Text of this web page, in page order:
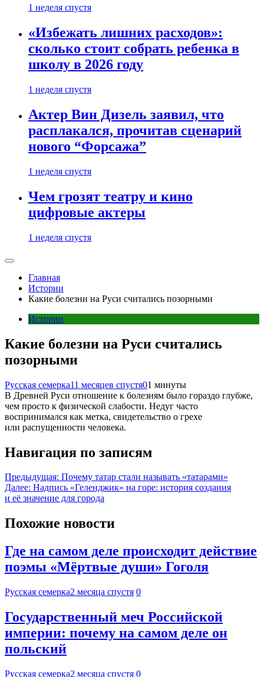
1 неделя спустя
«Избежать лишних расходов»:
сколько стоит собрать ребенка в
школу в 2026 году
1 неделя спустя
Актер Вин Дизель заявил, что
расплакался, прочитав сценарий
нового “Форсажа”
1 неделя спустя
Чем грозят театру и кино
цифровые актеры
1 неделя спустя
Главная
Истории
Какие болезни на Руси считались позорными
Истории
Какие болезни на Руси считались
позорными
Русская семерка11 месяцев спустя01 минуты
В Древней Руси отношение к болезням было гораздо глубже,
чем просто к физической слабости. Недуг часто
воспринимался как метка, свидетельство о грехе
или распущенности человека.
Навигация по записям
Предыдущая: Почему татар стали называть «татарами»
Далее: Надпись «Геленджик» на горе: история создания
и её значение для города
Похожие новости
Где на самом деле происходит действие
поэмы «Мёртвые души» Гоголя
Русская семерка2 месяца спустя 0
Государственный меч Российской
империи: почему на самом деле он
польский
Русская семерка2 месяца спустя 0